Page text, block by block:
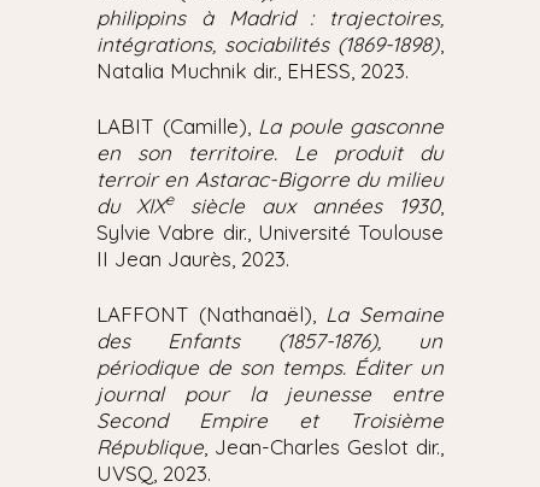
philippins à Madrid : trajectoires,
intégrations, sociabilités (1869-1898)
Natalia Muchnik dir., EHESS, 2023.
LABIT (Camille), La poule gasconne
en son territoire. Le produit du
terroir en Astarac-Bigorre du milieu
du XIXesiècle aux années 1930,
Sylvie Vabre dir., Université Toulouse
II Jean Jaurès, 2023.
LAFFONT (Nathanaël), La Semaine
des Enfants (1857-1876), un
périodique de son temps. Éditer un
journal pour la jeunesse entre
Second Empire et Troisième
République , Jean-Charles Geslot dir.,
UVSQ, 2023.